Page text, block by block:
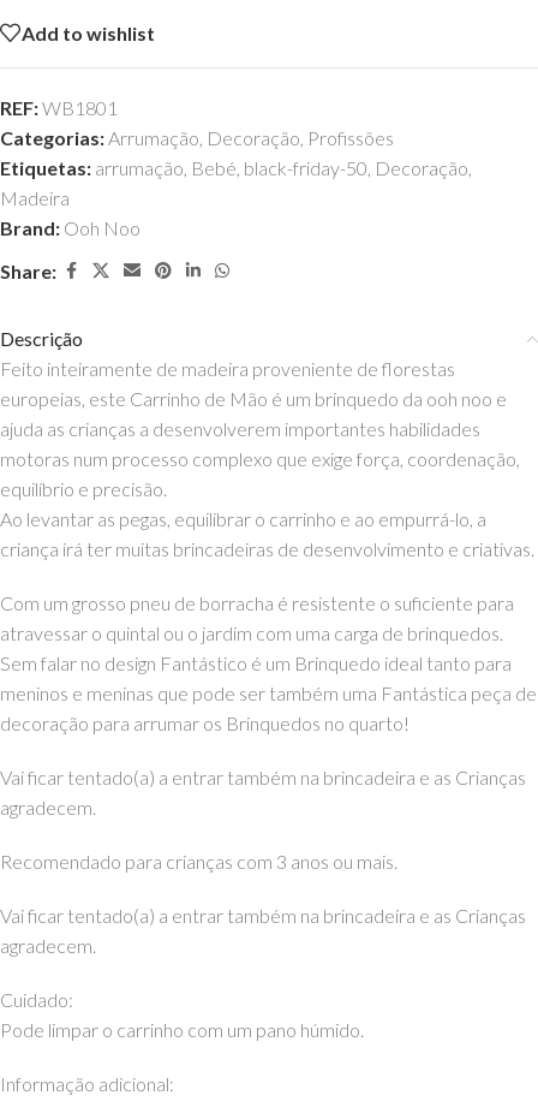
Add to wishlist
REF:WB1801
Categorias:Arrumação, Decoração, Profissões
Etiquetas: arrumação, Bebé, black-friday-50, Decoração,
Madeira
Brand: Ooh Noo
Share:
Descrição
Feito inteiramente de madeira proveniente de florestas
europeias, este Carrinho de Mão é um brinquedo da ooh noo e
ajuda as crianças a desenvolverem importantes habilidades
motoras num processo complexo que exige força, coordenação,
equilíbrio e precisão.
Ao levantar as pegas, equilibrar o carrinho e ao empurrá-lo, a
criança irá ter muitas brincadeiras de desenvolvimento e criativas.
Com um grosso pneu de borracha é resistente o suficiente para
atravessar o quintal ou o jardim com uma carga de brinquedos.
Sem falar no design Fantástico é um Brinquedo ideal tanto para
meninos e meninas que pode ser também uma Fantástica peça de
decoração para arrumar os Brinquedos no quarto!
Vai ficar tentado(a) a entrar também na brincadeira e as Crianças
agradecem.
Recomendado para crianças com 3 anos ou mais.
Vai ficar tentado(a) a entrar também na brincadeira e as Crianças
agradecem.
Cuidado:
Pode limpar o carrinho com um pano húmido.
Informação adicional: